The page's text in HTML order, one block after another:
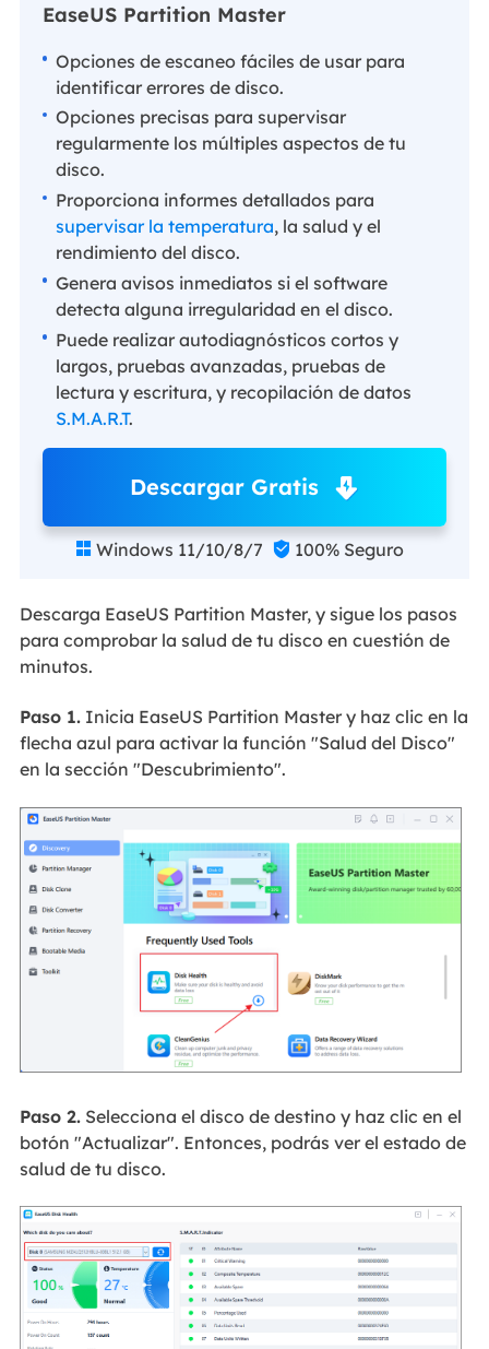
EaseUS Partition Master
Opciones de escaneo fáciles de usar para
identificar errores de disco.
Opciones precisas para supervisar
regularmente los múltiples aspectos de tu
disco.
Proporciona informes detallados para
supervisar la temperatura, la salud y el
rendimiento del disco.
Genera avisos inmediatos si el software
detecta alguna irregularidad en el disco.
Puede realizar autodiagnósticos cortos y
largos, pruebas avanzadas, pruebas de
lectura y escritura, y recopilación de datos
S.M.A.R.T.
Descargar Gratis
 Windows 11/10/8/7  100% Seguro
Descarga EaseUS Partition Master, y sigue los pasos
para comprobar la salud de tu disco en cuestión de
minutos.
Paso 1.Inicia EaseUS Partition Master y haz clic en la
flecha azul para activar la función "Salud del Disco"
en la sección "Descubrimiento".
Paso 2.Selecciona el disco de destino y haz clic en el
botón "Actualizar". Entonces, podrás ver el estado de
salud de tu disco.